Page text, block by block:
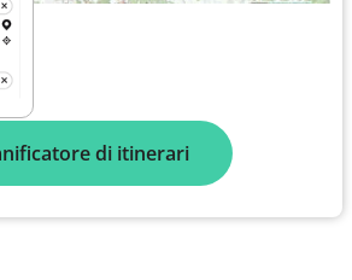
di itinerari